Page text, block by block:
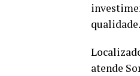
qualidade.
atende